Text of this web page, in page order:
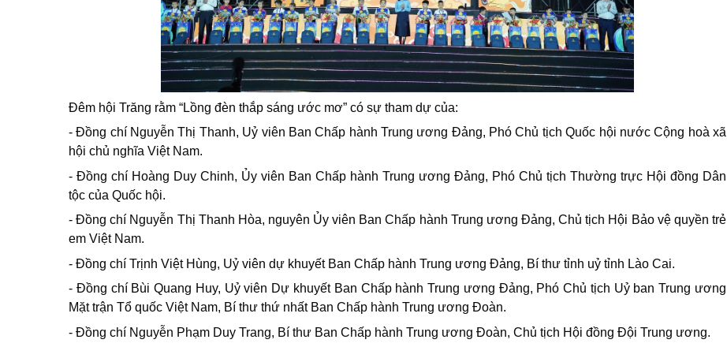
Đêm hội Trăng rằm “Lồng đèn thắp sáng ước mơ” có sự tham dự của:
- Đồng chí Nguyễn Thị Thanh, Uỷ viên Ban Chấp hành Trung ương Đảng, Phó Chủ tịch Quốc hội nước Cộng hoà xã
hội chủ nghĩa Việt Nam.
- Đồng chí Hoàng Duy Chinh, Ủy viên Ban Chấp hành Trung ương Đảng, Phó Chủ tịch Thường trực Hội đồng Dân
tộc của Quốc hội.
- Đồng chí Nguyễn Thị Thanh Hòa, nguyên Ủy viên Ban Chấp hành Trung ương Đảng, Chủ tịch Hội Bảo vệ quyền trẻ
em Việt Nam.
- Đồng chí Trịnh Việt Hùng, Uỷ viên dự khuyết Ban Chấp hành Trung ương Đảng, Bí thư tỉnh uỷ tỉnh Lào Cai.
- Đồng chí Bùi Quang Huy, Uỷ viên Dự khuyết Ban Chấp hành Trung ương Đảng, Phó Chủ tịch Uỷ ban Trung ương
Mặt trận Tổ quốc Việt Nam, Bí thư thứ nhất Ban Chấp hành Trung ương Đoàn.
- Đồng chí Nguyễn Phạm Duy Trang, Bí thư Ban Chấp hành Trung ương Đoàn, Chủ tịch Hội đồng Đội Trung ương.